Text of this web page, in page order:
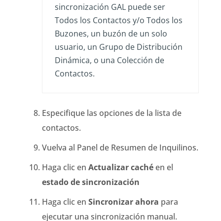
sincronización GAL puede ser
Todos los Contactos y/o Todos los
Buzones, un buzón de un solo
usuario, un Grupo de Distribución
Dinámica, o una Colección de
Contactos.
Especifique las opciones de la lista de
contactos.
Vuelva al Panel de Resumen de Inquilinos.
Haga clic en Actualizar cachéen el
estado de sincronización
Haga clic en Sincronizar ahora para
ejecutar una sincronización manual.